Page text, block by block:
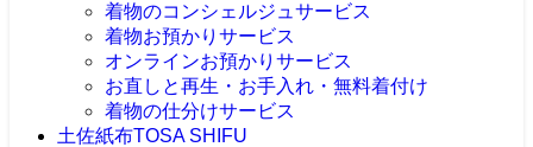
着物のコンシェルジュサービス
着物お預かりサービス
オンラインお預かりサービス
お直しと再生・お手入れ・無料着付け
着物の仕分けサービス
土佐紙布TOSA SHIFU